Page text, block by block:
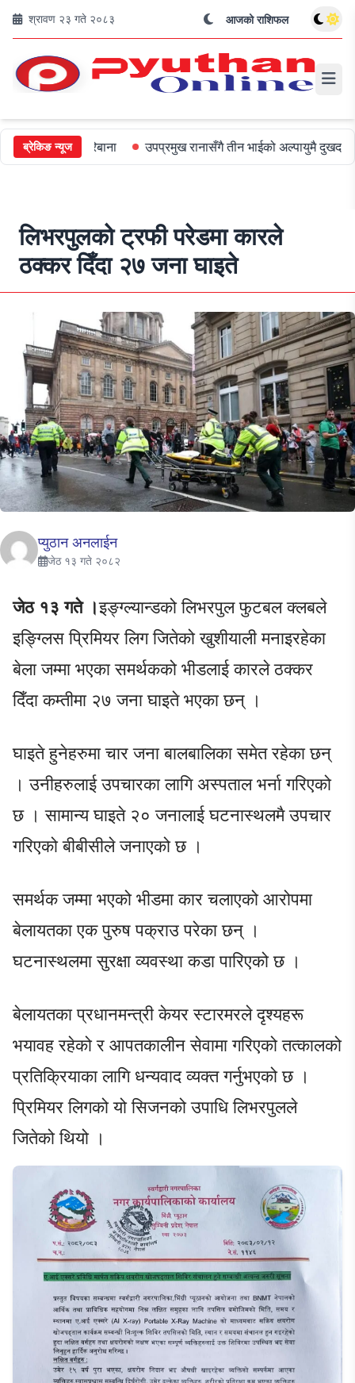
श्रावण २३ गते २०८३ आजको राशिफल
ब्रेकिङ न्यूज
जरिबाना उपप्रमुख रानासँगै तीन भाईको अल्पायुमै दुखद निधन
लिभरपुलको ट्रफी परेडमा कारले
ठक्कर दिँदा २७ जना घाइते
प्युठान अनलाईन
जेठ १३ गते २०८२
जेठ १३ गते ।इङ्ग्ल्यान्डको लिभरपुल फुटबल क्लबले
इङ्ग्लिस प्रिमियर लिग जितेको खुशीयाली मनाइरहेका
बेला जम्मा भएका समर्थकको भीडलाई कारले ठक्कर
दिँदा कम्तीमा २७ जना घाइते भएका छन् ।
घाइते हुनेहरुमा चार जना बालबालिका समेत रहेका छन्
। उनीहरुलाई उपचारका लागि अस्पताल भर्ना गरिएको
छ । सामान्य घाइते २० जनालाई घटनास्थलमै उपचार
गरिएको बीबीसीले जनाएको छ ।
समर्थक जम्मा भएको भीडमा कार चलाएको आरोपमा
बेलायतका एक पुरुष पक्राउ परेका छन् ।
घटनास्थलमा सुरक्षा व्यवस्था कडा पारिएको छ ।
बेलायतका प्रधानमन्त्री केयर स्टारमरले दृश्यहरू
भयावह रहेको र आपतकालीन सेवामा गरिएको तत्कालको
प्रतिक्रियाका लागि धन्यवाद व्यक्त गर्नुभएको छ ।
प्रिमियर लिगको यो सिजनको उपाधि लिभरपुलले
जितेको थियो ।